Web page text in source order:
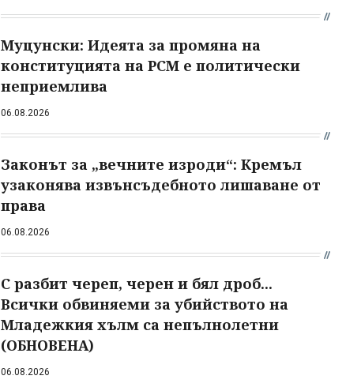
Муцунски: Идеята за промяна на
конституцията на РСМ е политически
неприемлива
06.08.2026
Законът за „вечните изроди“: Кремъл
узаконява извънсъдебното лишаване от
права
06.08.2026
С разбит череп, черен и бял дроб...
Всички обвиняеми за убийството на
Младежкия хълм са непълнолетни
(ОБНОВЕНА)
06.08.2026